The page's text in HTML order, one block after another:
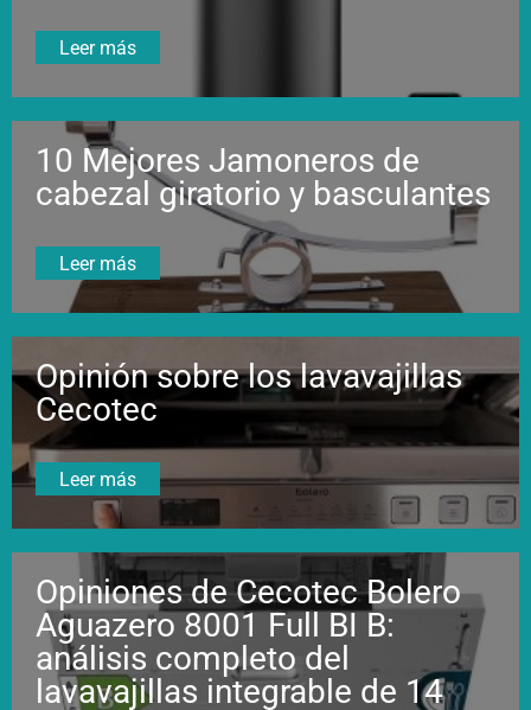
Leer más
10 Mejores Jamoneros de
cabezal giratorio y basculantes
Leer más
Opinión sobre los lavavajillas
Cecotec
Leer más
Opiniones de Cecotec Bolero
Aguazero 8001 Full BI B:
análisis completo del
lavavajillas integrable de 14